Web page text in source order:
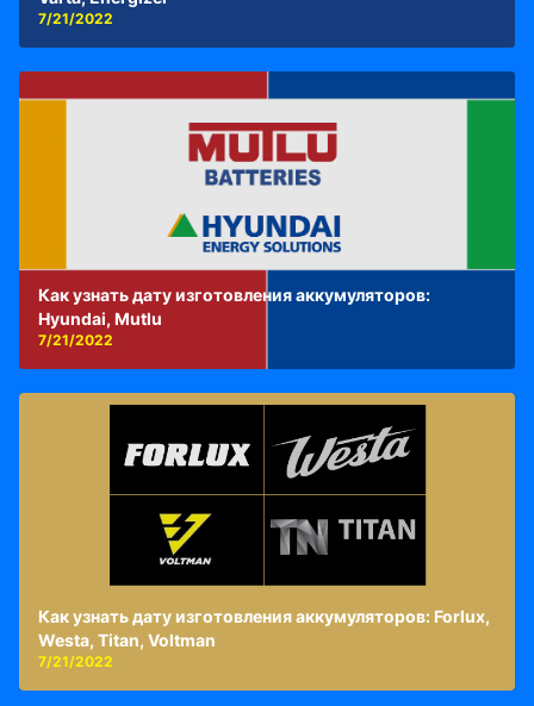
7/21/2022
Как узнать дату изготовления аккумуляторов:
Hyundai, Mutlu
7/21/2022
Как узнать дату изготовления аккумуляторов: Forlux,
Westa, Titan, Voltman
7/21/2022